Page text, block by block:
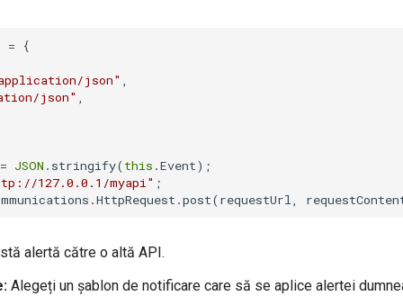
json"
json"
JSON .stringify(this
127.0.0.1/myapi"
alertă către o altă API.
Alegeți un șablon de notificare care să se aplice alertei